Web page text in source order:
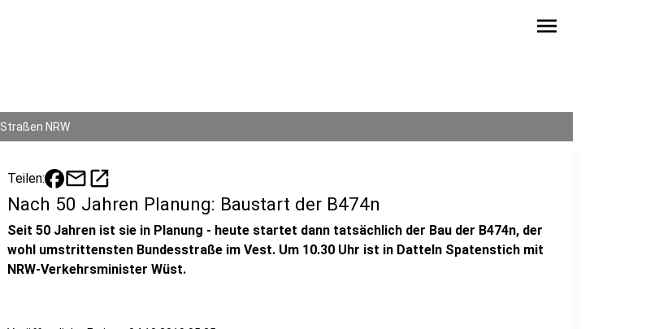
menu
Straßen NRW
Teilen: mailopen_in_new
Nach 50 Jahren Planung: Baustart der B474n
Seit 50 Jahren ist sie in Planung - heute startet dann tatsächlich der Bau der B474n, der
wohl umstrittensten Bundesstraße im Vest. Um 10.30 Uhr ist in Datteln Spatenstich mit
NRW-Verkehrsminister Wüst.